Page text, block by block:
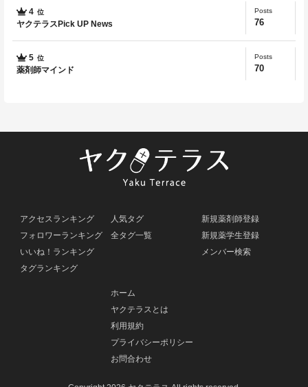
4 位
ヤクテラスPick UP News
Posts
76
5 位
薬剤師マインド
Posts
70
アクセスランキング
フォロワーランキング
いいね！ランキング
タグランキング
人気タグ
全タグ一覧
新規薬剤師登録
新規薬学生登録
メンバー検索
ホーム
ヤクテラスとは
利用規約
プライバシーポリシー
お問合わせ